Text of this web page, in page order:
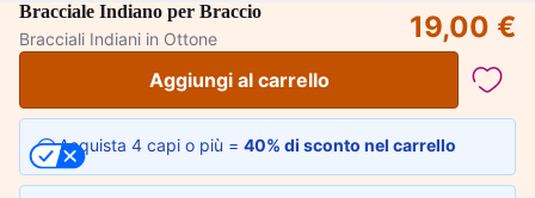
Bracciale Indiano per Braccio
Bracciali Indiani in Ottone
19,00 €
Aggiungi al carrello
Acquista 4 capi o più = 40% di sconto nel carrello